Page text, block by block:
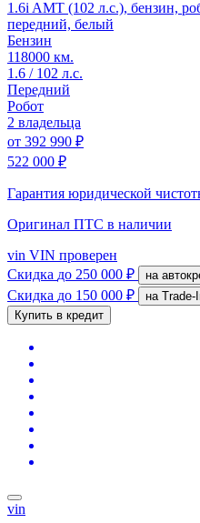
1.6i AMT (102 л.с.), бензин,
передний, белый
Бензин
118000 км.
1.6 / 102 л.с.
Передний
Робот
2 владельца
от 392 990 ₽
522 000 ₽
Гарантия юридической
Оригинал ПТС в наличии
vin VIN проверен
Скидка до 250 000 ₽ на
Скидка до 150 000 ₽
на
Купить в кредит
vin